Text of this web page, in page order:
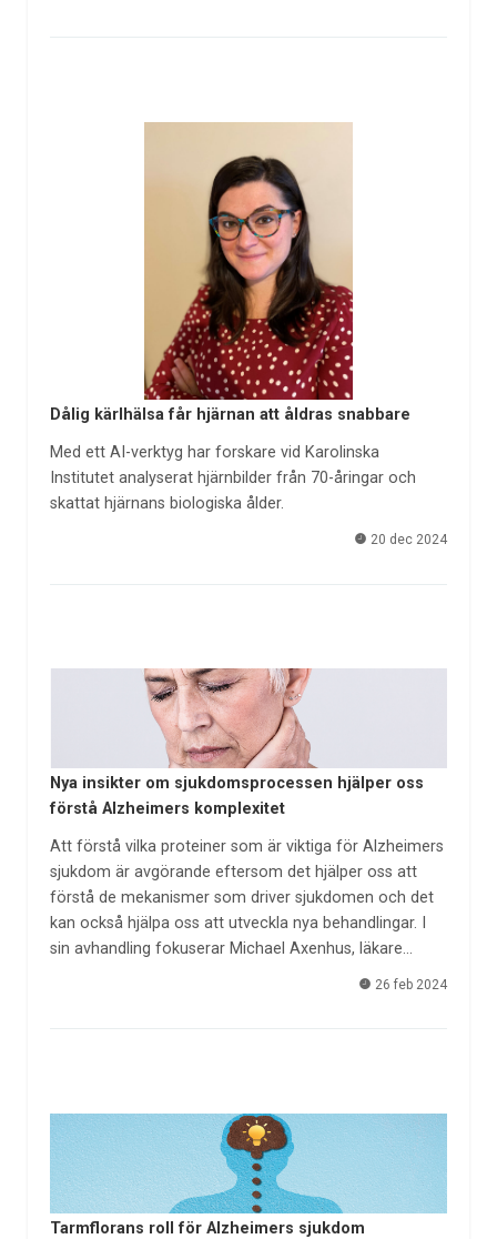
Dålig kärlhälsa får hjärnan att åldras snabbare
Med ett AI-verktyg har forskare vid Karolinska
Institutet analyserat hjärnbilder från 70-åringar och
skattat hjärnans biologiska ålder.
20 dec 2024
Nya insikter om sjukdomsprocessen hjälper oss
förstå Alzheimers komplexitet
Att förstå vilka proteiner som är viktiga för Alzheimers
sjukdom är avgörande eftersom det hjälper oss att
förstå de mekanismer som driver sjukdomen och det
kan också hjälpa oss att utveckla nya behandlingar. I
sin avhandling fokuserar Michael Axenhus, läkare…
26 feb 2024
Tarmflorans roll för Alzheimers sjukdom